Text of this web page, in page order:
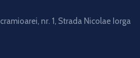
nr. 1, Strada Nicolae Iorga